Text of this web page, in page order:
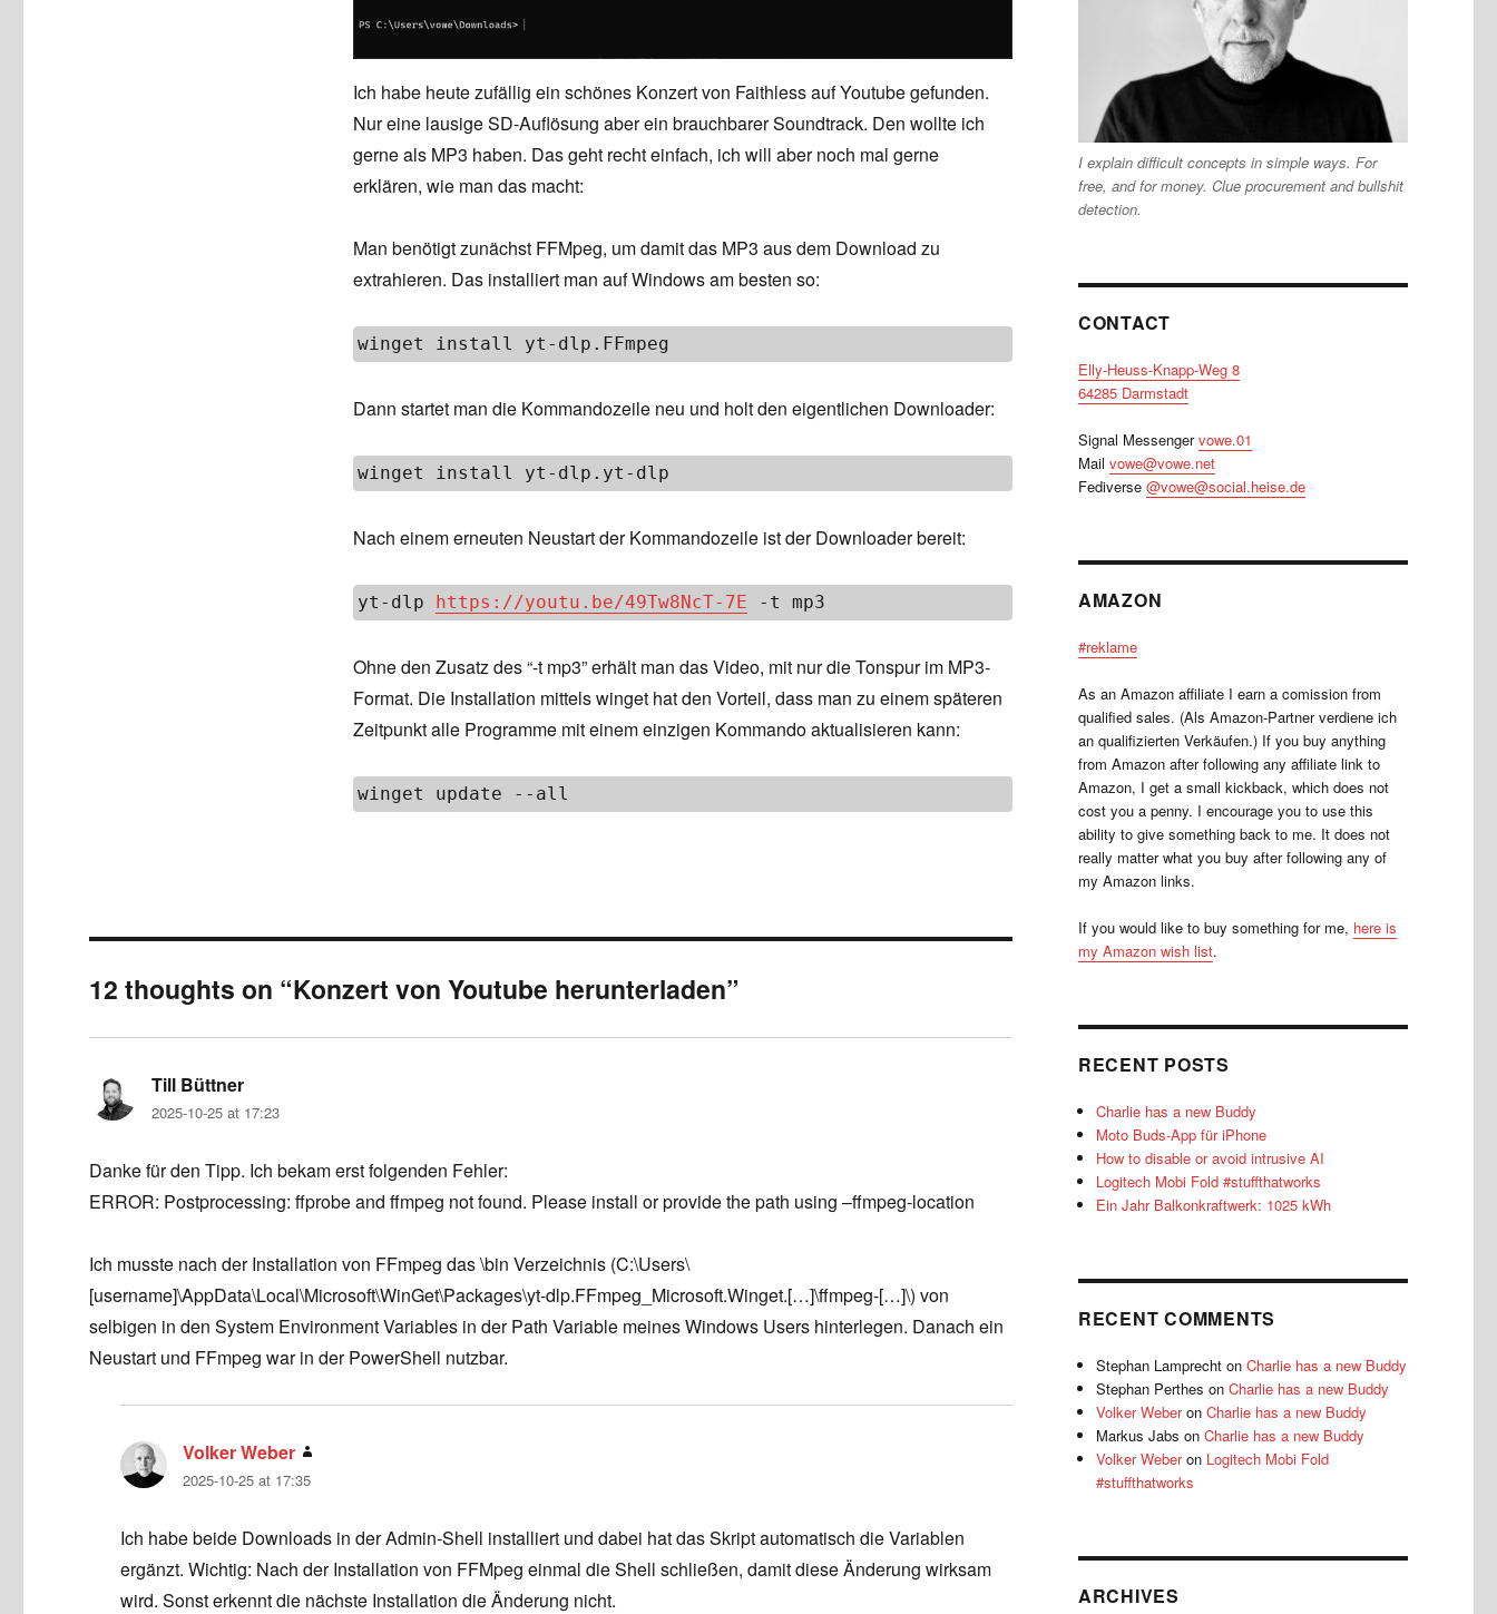
Ich habe heute zufällig ein schönes Konzert von Faithless auf Youtube gefunden.
Nur eine lausige SD-Auflösung aber ein brauchbarer Soundtrack. Den wollte ich
gerne als MP3 haben. Das geht recht einfach, ich will aber noch mal gerne
erklären, wie man das macht:
Man benötigt zunächst FFMpeg, um damit das MP3 aus dem Download zu
extrahieren. Das installiert man auf Windows am besten so:
winget install yt-dlp.FFmpeg
Dann startet man die Kommandozeile neu und holt den eigentlichen Downloader:
winget install yt-dlp.yt-dlp
Nach einem erneuten Neustart der Kommandozeile ist der Downloader bereit:
yt-dlp https://youtu.be/49Tw8NcT-7E -t mp3
Ohne den Zusatz des “-t mp3” erhält man das Video, mit nur die Tonspur im MP3-
Format. Die Installation mittels winget hat den Vorteil, dass man zu einem späteren
Zeitpunkt alle Programme mit einem einzigen Kommando aktualisieren kann:
winget update --all
12 thoughts on “Konzert von Youtube herunterladen”
Till Büttner
2025-10-25 at 17:23
Danke für den Tipp. Ich bekam erst folgenden Fehler:
ERROR: Postprocessing: ffprobe and ffmpeg not found. Please install or provide the path using –ffmpeg-location
Ich musste nach der Installation von FFmpeg das \bin Verzeichnis (C:\Users\
[username]\AppData\Local\Microsoft\WinGet\Packages\yt-dlp.FFmpeg_Microsoft.Winget.[…]\ffmpeg-[…]\) von
selbigen in den System Environment Variables in der Path Variable meines Windows Users hinterlegen. Danach ein
Neustart und FFmpeg war in der PowerShell nutzbar.
Volker Weber
2025-10-25 at 17:35
Ich habe beide Downloads in der Admin-Shell installiert und dabei hat das Skript automatisch die Variablen
ergänzt. Wichtig: Nach der Installation von FFMpeg einmal die Shell schließen, damit diese Änderung wirksam
wird. Sonst erkennt die nächste Installation die Änderung nicht.
I explain difficult concepts in simple ways. For
free, and for money. Clue procurement and bullshit
detection.
CONTACT
Elly-Heuss-Knapp-Weg 8
64285 Darmstadt
Signal Messengervowe.01
Mail vowe@vowe.net
Fediverse @vowe@social.heise.de
AMAZON
#reklame
As an Amazon affiliate I earn a comission from
qualified sales. (Als Amazon-Partner verdiene ich
an qualifizierten Verkäufen.) If you buy anything
from Amazon after following any affiliate link to
Amazon, I get a small kickback, which does not
cost you a penny. I encourage you to use this
ability to give something back to me. It does not
really matter what you buy after following any of
my Amazon links.
If you would like to buy something for me, here is
my Amazon wish list.
RECENT POSTS
Charlie has a new Buddy
Moto Buds-App für iPhone
How to disable or avoid intrusive AI
Logitech Mobi Fold #stuffthatworks
Ein Jahr Balkonkraftwerk: 1025 kWh
RECENT COMMENTS
Stephan Lamprecht onCharlie has a new Buddy
Stephan Perthes onCharlie has a new Buddy
Volker WeberonCharlie has a new Buddy
Markus Jabs onCharlie has a new Buddy
Volker Weberon Logitech Mobi Fold
#stuffthatworks
ARCHIVES